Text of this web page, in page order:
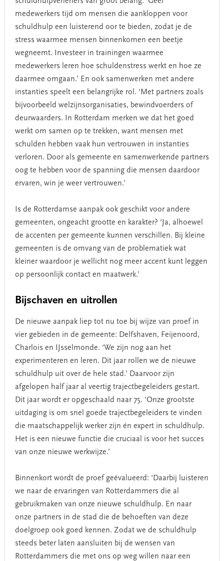
medewerkers tijd om mensen die aankloppen voor
schuldhulp een luisterend oor te bieden, zodat je de
stress waarmee mensen binnenkomen een beetje
wegneemt. Investeer in trainingen waarmee
medewerkers leren hoe schuldenstress werkt en hoe ze
daarmee omgaan.’ En ook samenwerken met andere
instanties speelt een belangrijke rol. ‘Met partners zoals
bijvoorbeeld welzijnsorganisaties, bewindvoerders of
deurwaarders. In Rotterdam merken we dat het goed
werkt om samen op te trekken, want mensen met
schulden hebben vaak hun vertrouwen in instanties
verloren. Door als gemeente en samenwerkende partners
oog te hebben voor de spanning die mensen daardoor
ervaren, win je weer vertrouwen.’
Is de Rotterdamse aanpak ook geschikt voor andere
gemeenten, ongeacht grootte en karakter? ‘Ja, alhoewel
de accenten per gemeente kunnen verschillen. Bij kleine
gemeenten is de omvang van de problematiek wat
kleiner waardoor je wellicht nog meer accent kunt leggen
op persoonlijk contact en maatwerk.’
Bijschaven en uitrollen
De nieuwe aanpak liep tot nu toe bij wijze van proef in
vier gebieden in de gemeente: Delfshaven, Feijenoord,
Charlois en IJsselmonde. ‘We zijn nog aan het
experimenteren en leren. Dit jaar rollen we de nieuwe
schuldhulp uit over de hele stad.’ Daarvoor zijn
afgelopen half jaar al veertig trajectbegeleiders gestart.
Dit jaar wordt er opgeschaald naar 75. ‘Onze grootste
uitdaging is om snel goede trajectbegeleiders te vinden
die maatschappelijk werker zijn én expert in schuldhulp.
Het is een nieuwe functie die cruciaal is voor het succes
van onze nieuwe werkwijze.’
Binnenkort wordt de proef geëvalueerd: ‘Daarbij luisteren
we naar de ervaringen van Rotterdammers die al
gebruikmaken van onze nieuwe schuldhulp. En naar
onze partners in de stad die de behoeften van deze
doelgroep ook goed kennen. Zodat we de schuldhulp
steeds beter laten aansluiten bij de wensen van
Rotterdammers die met ons op weg willen naar een